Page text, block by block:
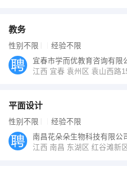
教务
性别不限 经验不限
宜春市学而优教育咨询有限
江西 宜春 袁州区 袁山西路
平面设计
性别不限 经验不限
南昌花朵朵生物科技有限公
江西 南昌 东湖区 红谷滩新